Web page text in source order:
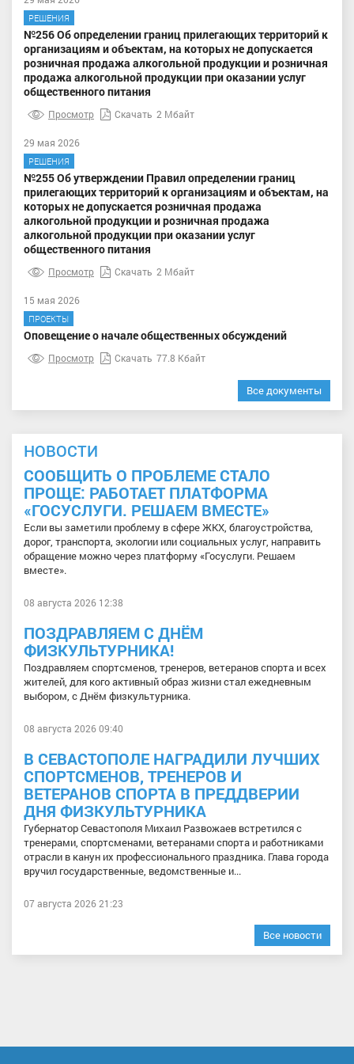
РЕШЕНИЯ
№256 Об определении границ прилегающих территорий к
организациям и объектам, на которых не допускается
розничная продажа алкогольной продукции и розничная
продажа алкогольной продукции при оказании услуг
общественного питания
Просмотр Скачать 2 Мбайт
29 мая 2026
РЕШЕНИЯ
№255 Об утверждении Правил определении границ
прилегающих территорий к организациям и объектам, на
которых не допускается розничная продажа
алкогольной продукции и розничная продажа
алкогольной продукции при оказании услуг
общественного питания
Просмотр Скачать 2 Мбайт
15 мая 2026
ПРОЕКТЫ
Оповещение о начале общественных обсуждений
Просмотр Скачать 77.8 Кбайт
Все документы
НОВОСТИ
СООБЩИТЬ О ПРОБЛЕМЕ СТАЛО
ПРОЩЕ: РАБОТАЕТ ПЛАТФОРМА
«ГОСУСЛУГИ. РЕШАЕМ ВМЕСТЕ»
Если вы заметили проблему в сфере ЖКХ, благоустройства,
дорог, транспорта, экологии или социальных услуг, направить
обращение можно через платформу «Госуслуги. Решаем
вместе».
08 августа 2026 12:38
ПОЗДРАВЛЯЕМ С ДНЁМ
ФИЗКУЛЬТУРНИКА!
Поздравляем спортсменов, тренеров, ветеранов спорта и всех
жителей, для кого активный образ жизни стал ежедневным
выбором, с Днём физкультурника.
08 августа 2026 09:40
В СЕВАСТОПОЛЕ НАГРАДИЛИ ЛУЧШИХ
СПОРТСМЕНОВ, ТРЕНЕРОВ И
ВЕТЕРАНОВ СПОРТА В ПРЕДДВЕРИИ
ДНЯ ФИЗКУЛЬТУРНИКА
Губернатор Севастополя Михаил Развожаев встретился с
тренерами, спортсменами, ветеранами спорта и работниками
отрасли в канун их профессионального праздника. Глава города
вручил государственные, ведомственные и...
07 августа 2026 21:23
Все новости